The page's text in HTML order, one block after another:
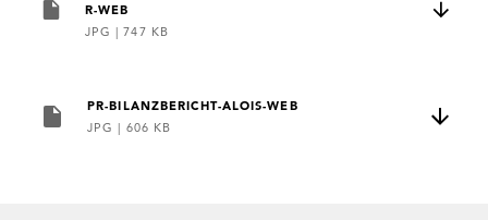
R-WEB
JPG |747 KB
PR-BILANZBERICHT-ALOIS-WEB
JPG | 606 KB